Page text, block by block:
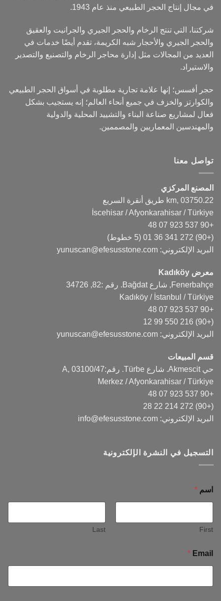
في مجال إنتاج الحجر الطبيعي منذ عام 1943.
شركتنا، التي تنتج الرخام والحجر الجيري والجرانيت والعقيق
والحجر الجيري والأحجار شبه الكريمة، تقدم أيضًا خدمات في
العديد من المجالات مثل إدارة محاجر الرخام والتصنيع والتصدير
والاستيراد.
حجر أفسس؛ إنها علامة تجارية مطلوبة في أسواق الحجر الطبيعي
والكوارتز والخزف في جميع أنحاء العالم؛ إنه يستجيب بشكل
فعال لمشاريع صناعة البناء والتشييد المحلية والدولية
والمهندسين المعماريين والمصممين.
تواصل معنا
المصنع المركزي
22.km, 03750 طريق أنقرة السريع
İscehisar / Afyonkarahisar / Türkiye
+90 537 923 07 48
(+90) 272 341 36 01
(5 خطوط)
البريد الإلكتروني: yunuscan@efesusstone.com
معرض Kadıköy
Fenerbahçe, شارع Bağdat. رقم :82, 34726
Kadıköy / İstanbul / Türkiye
+90 537 923 07 48
(+90) 216 550 99 12
البريد الإلكتروني: yunuscan@efesusstone.com
قسم المبيعات
حي Akmescit. شارع Türbe. رقم:47/A, 03100
Merkez / Afyonkarahisar / Türkiye
+90 537 923 07 48
(+90) 272 214 22 28
البريد الإلكتروني: info@efesusstone.com
التسجيل في النشرة الإلكترونية
اسم *
First
Last
Email
*